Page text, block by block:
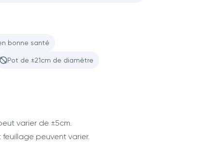
bonne santé
Pot de ±21cm de diamètre
varier de ±5cm.
peuvent varier.